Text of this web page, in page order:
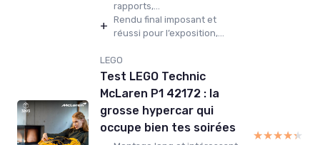
rapports,...
+ Rendu final imposant et
réussi pour l’exposition,...
LEGO
Test LEGO Technic
McLaren P1 42172 : la
grosse hypercar qui
occupe bien tes soirées
★★★★★
★★★★★